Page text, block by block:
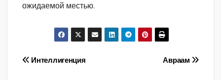
ожидаемой местью.
Навигация
Авраам
Интеллигенция